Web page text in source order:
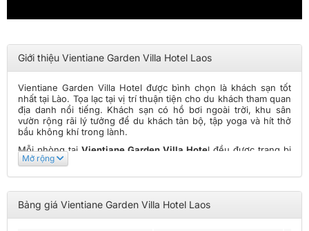
Giới thiệu Vientiane Garden Villa Hotel Laos
Vientiane Garden Villa Hotel được bình chọn là khách sạn tốt
nhất tại Lào. Tọa lạc tại vị trí thuận tiện cho du khách tham quan
địa danh nổi tiếng. Khách sạn có hồ bơi ngoài trời, khu sân
vườn rộng rãi lý tưởng để du khách tản bộ, tập yoga và hít thở
bầu không khí trong lành.
Mỗi phòng tại Vientiane Garden Villa Hotel đều được trang bị
wifi miễn phí, TV màn hình phẳng, tủ lạnh, phòng tắm riêng biệt
Nhà hàng phục vụ ẩm thực với món ăn Lào và Việt Nam đa
dạng và rất ngon.
Mở rộng
Bảng giá Vientiane Garden Villa Hotel Laos